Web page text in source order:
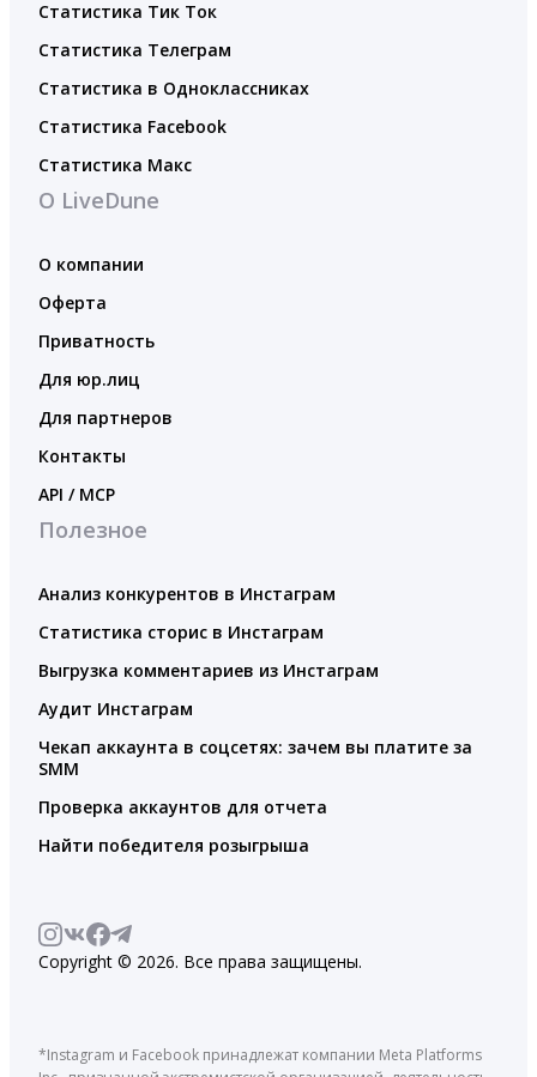
Статистика Тик Ток
Статистика Телеграм
Статистика в Одноклассниках
Статистика Facebook
Статистика Макс
О LiveDune
О компании
Оферта
Приватность
Для юр.лиц
Для партнеров
Контакты
API / MCP
Полезное
Анализ конкурентов в Инстаграм
Статистика сторис в Инстаграм
Выгрузка комментариев из Инстаграм
Аудит Инстаграм
Чекап аккаунта в соцсетях: зачем вы платите за
SMM
Проверка аккаунтов для отчета
Найти победителя розыгрыша
Copyright © 2026. Все права защищены.
*Instagram и Facebook принадлежат компании Meta Platforms